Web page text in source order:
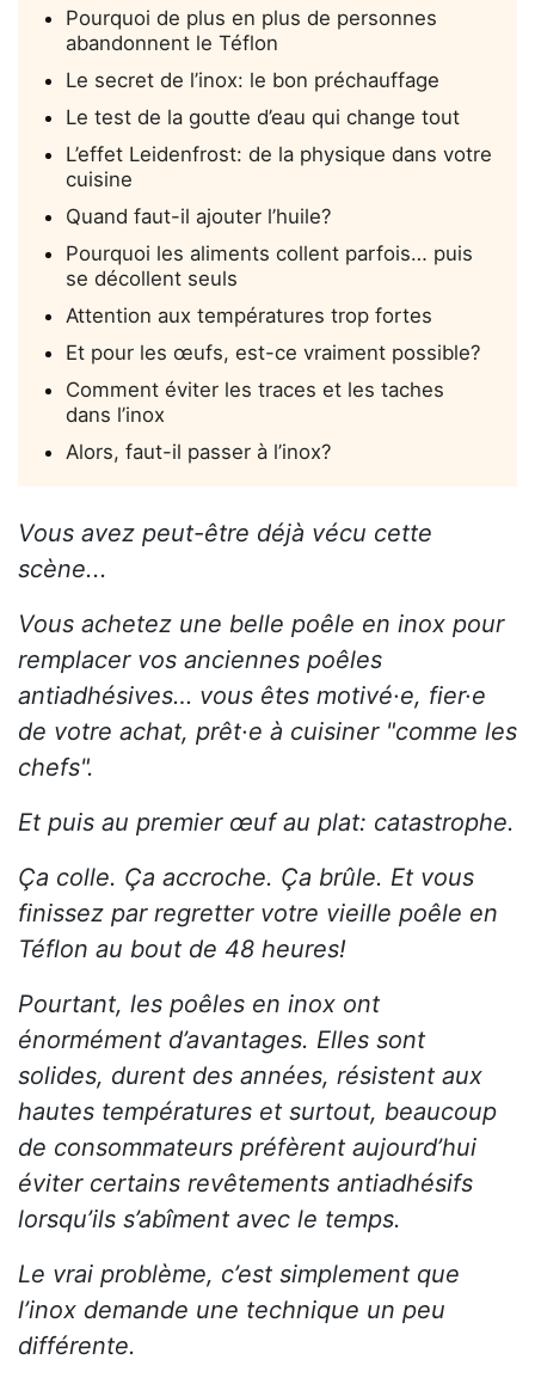
Pourquoi de plus en plus de personnes
abandonnent le Téflon
Le secret de l’inox: le bon préchauffage
Le test de la goutte d’eau qui change tout
L’effet Leidenfrost: de la physique dans votre
cuisine
Quand faut-il ajouter l’huile?
Pourquoi les aliments collent parfois… puis
se décollent seuls
Attention aux températures trop fortes
Et pour les œufs, est-ce vraiment possible?
Comment éviter les traces et les taches
dans l’inox
Alors, faut-il passer à l’inox?
Vous avez peut-être déjà vécu cette
scène...
Vous achetez une belle poêle en inox pour
remplacer vos anciennes poêles
antiadhésives… vous êtes motivé·e, fier·e
de votre achat, prêt·e à cuisiner "comme les
chefs".
Et puis au premier œuf au plat: catastrophe.
Ça colle. Ça accroche. Ça brûle. Et vous
finissez par regretter votre vieille poêle en
Téflon au bout de 48 heures!
Pourtant, les poêles en inox ont
énormément d’avantages. Elles sont
solides, durent des années, résistent aux
hautes températures et surtout, beaucoup
de consommateurs préfèrent aujourd’hui
éviter certains revêtements antiadhésifs
lorsqu’ils s’abîment avec le temps.
Le vrai problème, c’est simplement que
l’inox demande une technique un peu
différente.